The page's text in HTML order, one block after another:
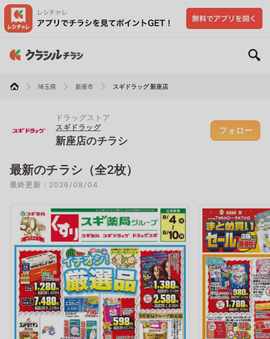
埼玉県 新座市 スギドラッグ 新座店
ドラッグストア
スギドラッグ
新座店のチラシ
フォロー
最新のチラシ（全2枚）
最終更新：2026/08/04